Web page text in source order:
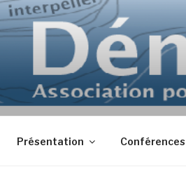
Présentation Conférences